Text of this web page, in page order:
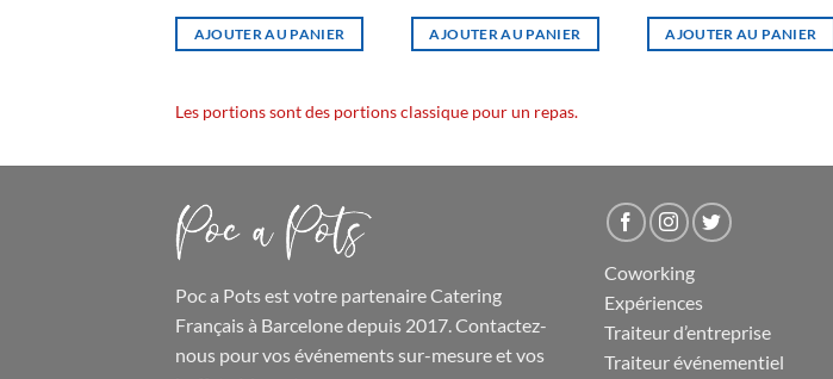
AJOUTER AU PANIER AJOUTER AU PANIER AJOUTER AU PANIER
Les portions sont des portions classique pour un repas.
Poc a Potsest votre partenaire Catering
Français à Barcelone depuis 2017. Contactez-
nous pour vos événements sur-mesure etvos
Coworking
Expériences
Traiteur d’entreprise
Traiteur événementiel